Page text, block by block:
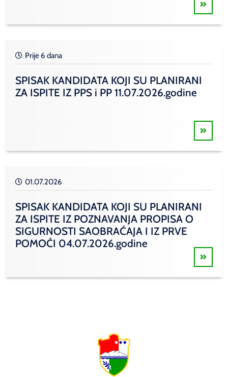
Prije 6 dana
SPISAK KANDIDATA KOJI SU PLANIRANI
ZA ISPITE IZ PPS i PP 11.07.2026.godine
01.07.2026
SPISAK KANDIDATA KOJI SU PLANIRANI
ZA ISPITE IZ POZNAVANJA PROPISA O
SIGURNOSTI SAOBRAĆAJA I IZ PRVE
POMOĆI 04.07.2026.godine